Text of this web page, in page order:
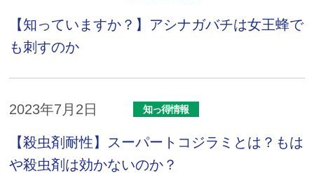
【知っていますか？】アシナガバチは女王蜂で
も刺すのか
2023年7月2日 知っ得情報
【殺虫剤耐性】スーパートコジラミとは？もは
や殺虫剤は効かないのか？